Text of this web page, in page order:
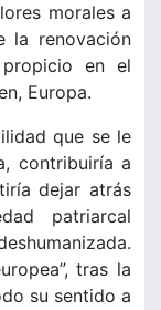
morales a
la renovación
en el
Europa.
que se le
contribuiría a
dejar atrás
patriarcal
tras la
su sentido a